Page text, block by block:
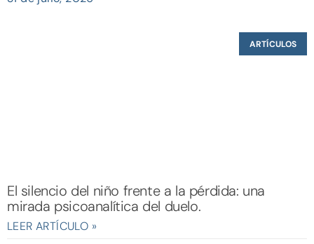
ARTÍCULOS
El silencio del niño frente a la pérdida: una
mirada psicoanalítica del duelo.
LEER ARTÍCULO »